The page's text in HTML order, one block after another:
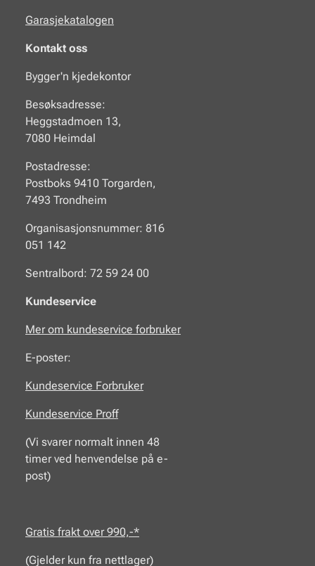
Garasjekatalogen
Kontakt oss
Bygger'n kjedekontor
Besøksadresse:
Heggstadmoen 13,
7080 Heimdal
Postadresse:
Postboks 9410 Torgarden,
7493 Trondheim
Organisasjonsnummer: 816
051 142
Sentralbord: 72 59 24 00
Kundeservice
Mer om kundeservice forbruker
E-poster:
Kundeservice Forbruker
Kundeservice Proff
(Vi svarer normalt innen 48
timer ved henvendelse på e-
post)
Gratis frakt over 990,-*
(Gjelder kun fra nettlager)